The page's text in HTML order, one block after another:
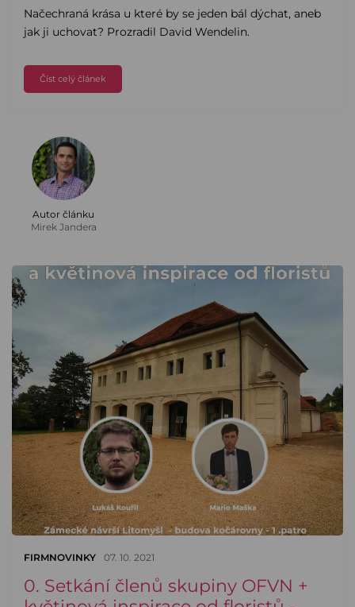
Načechraná krása u které by se jeden bál dýchat, aneb
jak ji uchovat? Prozradil David Wendelin.
Číst celý článek
Autor článku
Mirek Jandera
FIRMNOVINKY 07. 10. 2021
0. Setkání členů skupiny OFVN +